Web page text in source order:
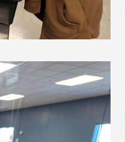
南加州校友會於115年6月27日(日)
在美國洛杉磯華僑文教服務中心
（洛僑文化中心）會議室召開115
...
3 版 校友會活動 (系
所、其他)
邱孝賢接任跨業合作協進會第2
屆理事長